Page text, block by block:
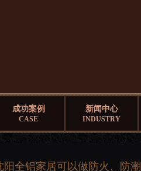
成功案例
CASE
新闻中心
INDUSTRY
阳全铝家居可以做防火、防